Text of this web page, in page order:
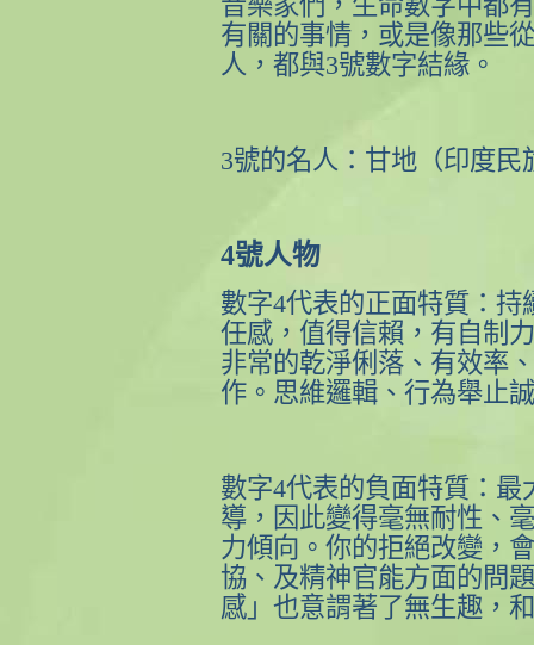
有關的事情，或是像那些
人，都與3號數字結緣。
3號的名人：甘地（印度民
4號人物
數字4代表的正面特質：持
任感，值得信賴，有自制
非常的乾淨俐落、有效率
作。思維邏輯、行為舉止
數字4代表的負面特質：最
導，因此變得毫無耐性、
力傾向。你的拒絕改變，
協、及精神官能方面的問
感」也意謂著了無生趣，